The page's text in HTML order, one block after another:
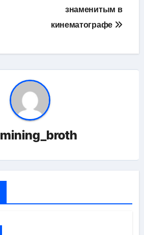
знаменитым в
кинематографе
mining_broth